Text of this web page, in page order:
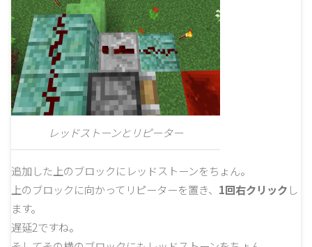
レッドストーンとリピーター
追加した上のブロックにレッドストーンをちょん。
上のブロックに向かってリピーターを置き、 1回右クリック し
ます。
遅延2ですね。